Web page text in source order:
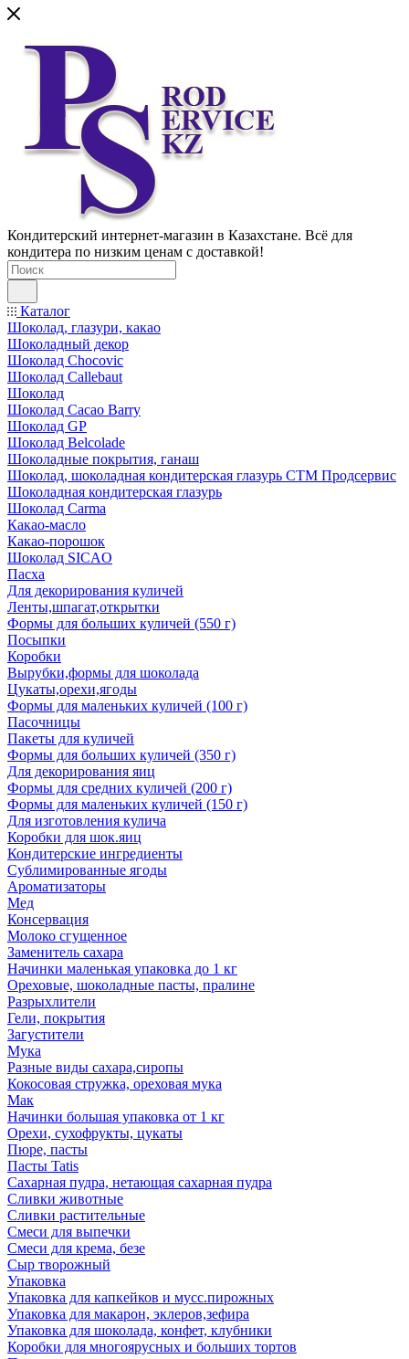
Кондитерский интернет-магазин в Казахстане. Всё для
кондитера по низким ценам с доставкой!
Каталог
Шоколад, глазури, какао
Шоколадный декор
Шоколад Chocovic
Шоколад Callebaut
Шоколад
Шоколад Cacao Barry
Шоколад GP
Шоколад Belcolade
Шоколадные покрытия, ганаш
Шоколад, шоколадная кондитерская глазурь СТМ Продсервис
Шоколадная кондитерская глазурь
Шоколад Carma
Какао-масло
Какао-порошок
Шоколад SICAO
Пасха
Для декорирования куличей
Ленты,шпагат,открытки
Формы для больших куличей (550 г)
Посыпки
Коробки
Вырубки,формы для шоколада
Цукаты,орехи,ягоды
Формы для маленьких куличей (100 г)
Пасочницы
Пакеты для куличей
Формы для больших куличей (350 г)
Для декорирования яиц
Формы для средних куличей (200 г)
Формы для маленьких куличей (150 г)
Для изготовления кулича
Коробки для шок.яиц
Кондитерские ингредиенты
Сублимированные ягоды
Ароматизаторы
Мед
Консервация
Молоко сгущенное
Заменитель сахара
Начинки маленькая упаковка до 1 кг
Ореховые, шоколадные пасты, пралине
Разрыхлители
Гели, покрытия
Загустители
Мука
Разные виды сахара,сиропы
Кокосовая стружка, ореховая мука
Мак
Начинки большая упаковка от 1 кг
Орехи, сухофрукты, цукаты
Пюре, пасты
Пасты Tatis
Сахарная пудра, нетающая сахарная пудра
Сливки животные
Сливки растительные
Смеси для выпечки
Смеси для крема, безе
Сыр творожный
Упаковка
Упаковка для капкейков и мусс.пирожных
Упаковка для макарон, эклеров,зефира
Упаковка для шоколада, конфет, клубники
Коробки для многоярусных и больших тортов